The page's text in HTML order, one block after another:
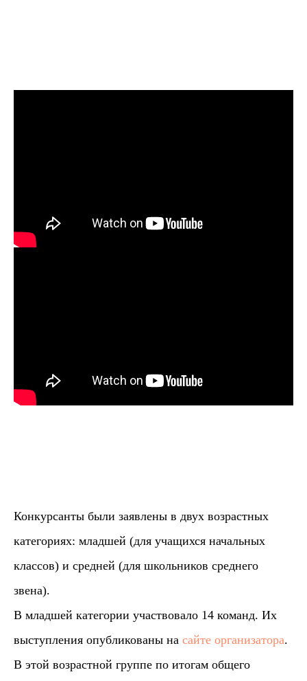
Конкурсанты были заявлены в двух возрастных
категориях: младшей (для учащихся начальных
классов) и средней (для школьников среднего
звена).
В младшей категории участвовало 14 команд. Их
выступления опубликованы на сайте организатора.
В этой возрастной группе по итогам общего